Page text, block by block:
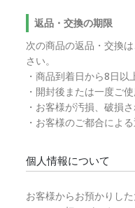
返品・交換の期限
次の商品の返品・交換
さい。
・商品到着日から8日以
・開封後または一度ご
・お客様が汚損、破損
・お客様のご都合によ
個人情報について
お客様からお預かりし